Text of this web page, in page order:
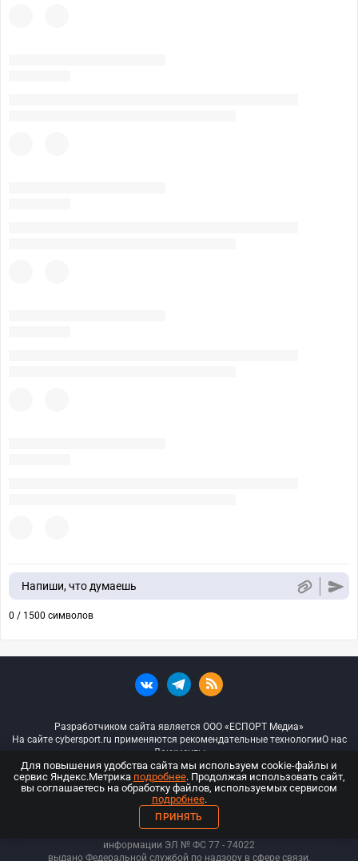
Напиши, что думаешь
0 / 1500 символов
Разработчиком сайта является ООО «ЕСПОРТ Медиа»
На сайте cybersport.ru применяются рекомендательные технологииО нас
Документы
© ООО «Киберспорт.ру» — Все права защищены
18+
ООО «Киберспорт.ру». Свидетельство о регистрации средств массовой
информации ЭЛ № ФС 77 - 74022
выдано Федеральной службой по надзору в сфере связи,
Для повышения удобства сайта мы используем cookie-файлы и
сервис Яндекс.Метрика подробнее. Продолжая использовать сайт,
вы соглашаетесь на обработку файлов, используемых сервисом
подробнее.
ПРИНЯТЬ